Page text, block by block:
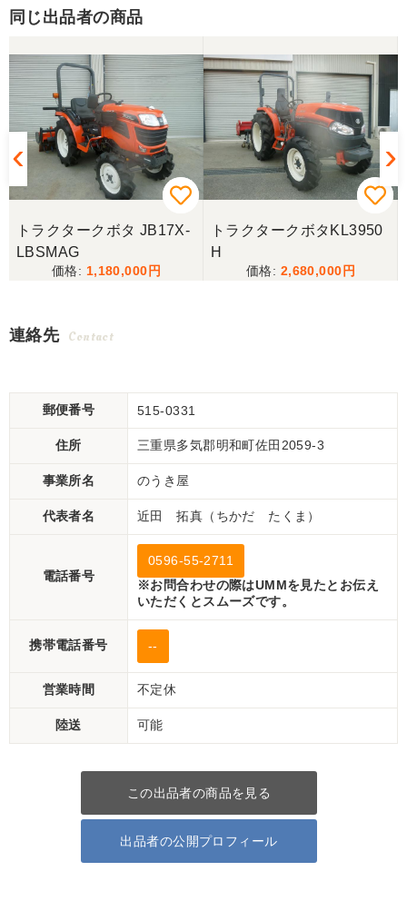
同じ出品者の商品
トラクタークボタ JB17X-
LBSMAG
1,180,000
トラクタークボタKL3950
H
2,680,000
連絡先 Contact
郵便番号 515-0331
住所 三重県多気郡明和町佐田2059-3
事業所名 のうき屋
代表者名 近田 拓真（ちかだ たくま）
電話番号
0596-55-2711
※お問合わせの際はUMMを見たとお伝え
いただくとスムーズです。
携帯電話番号 --
営業時間 不定休
陸送 可能
この出品者の商品を見る
出品者の公開プロフィール